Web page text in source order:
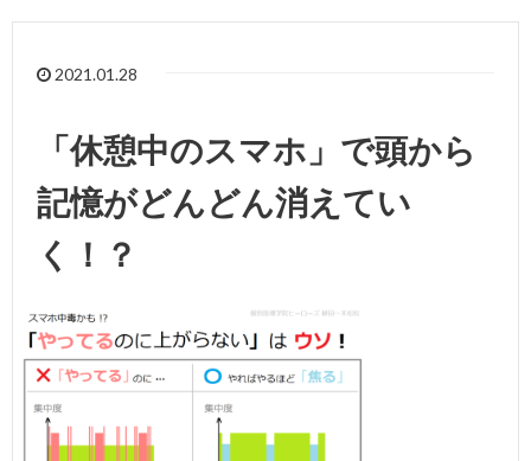
2021.01.28
「休憩中のスマホ」で頭から
記憶がどんどん消えてい
く！？